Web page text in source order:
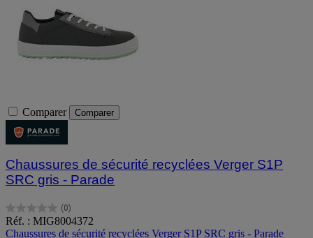
Comparer Comparer
Chaussures de sécurité recyclées Verger S1P
SRC gris - Parade
(0)
0.0
sur
Réf. : MIG8004372
Chaussures de sécurité recyclées Verger S1P SRC gris - Parade